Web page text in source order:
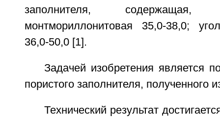
заполнителя,
монтмориллонитовая 35,0-38,0;
36,0-50,0 [1].
Задачей изобретения является
пористого заполнителя, полученного
Технический результат